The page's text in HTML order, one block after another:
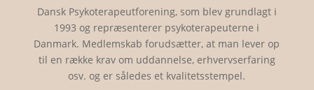
Dansk Psykoterapeutforening, som blev grundlagt i
1993 og repræsenterer psykoterapeuterne i
Danmark. Medlemskab forudsætter, at man lever op
til en række krav om uddannelse, erhvervserfaring
osv. og er således et kvalitetsstempel.